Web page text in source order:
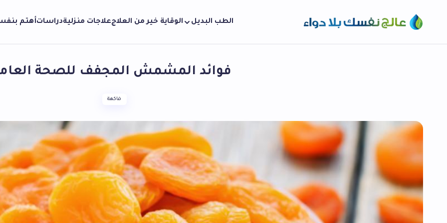
الطب البديل الوقاية خير من العلاجعلاجات منزليةدراساتأهتم
فوائد المشمش المجفف للصحة
فاكهة